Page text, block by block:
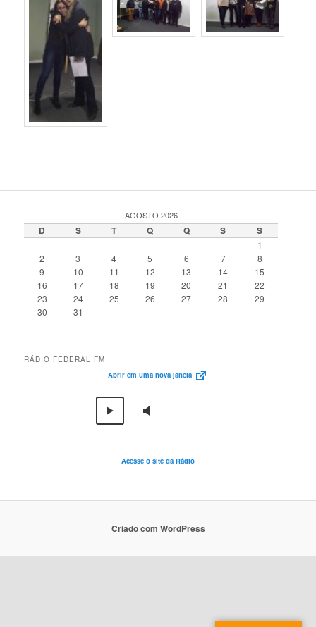
AGOSTO 2026
D S T Q Q S S
1
2
3 4 5 6 7
8
9
10 11 12 13 14
15
16
17 18 19 20 21
22
23
24 25 26 27 28
29
30
31
RÁDIO FEDERAL FM
Abrir em uma nova janela
Acesse o site da Rádio
Criado com WordPress